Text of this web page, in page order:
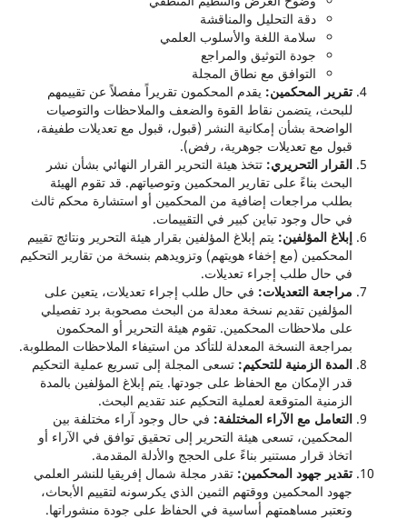
دقة التحليل والمناقشة
سلامة اللغة والأسلوب العلمي
جودة التوثيق والمراجع
التوافق مع نطاق المجلة
تقرير المحكمين: يقدم المحكمون تقريراً مفصلاً عن تقييمهم
للبحث، يتضمن نقاط القوة والضعف والملاحظات والتوصيات
الواضحة بشأن إمكانية النشر (قبول، قبول مع تعديلات طفيفة،
قبول مع تعديلات جوهرية، رفض).
القرار التحريري: تتخذ هيئة التحرير القرار النهائي بشأن نشر
البحث بناءً على تقارير المحكمين وتوصياتهم. قد تقوم الهيئة
بطلب مراجعات إضافية من المحكمين أو استشارة محكم ثالث
في حال وجود تباين كبير في التقييمات.
إبلاغ المؤلفين: يتم إبلاغ المؤلفين بقرار هيئة التحرير ونتائج تقييم
المحكمين (مع إخفاء هويتهم) وتزويدهم بنسخة من تقارير التحكيم
في حال طلب إجراء تعديلات.
مراجعة التعديلات: في حال طلب إجراء تعديلات، يتعين على
المؤلفين تقديم نسخة معدلة من البحث مصحوبة برد تفصيلي
على ملاحظات المحكمين. تقوم هيئة التحرير أو المحكمون
بمراجعة النسخة المعدلة للتأكد من استيفاء الملاحظات المطلوبة.
المدة الزمنية للتحكيم: تسعى المجلة إلى تسريع عملية التحكيم
قدر الإمكان مع الحفاظ على جودتها. يتم إبلاغ المؤلفين بالمدة
الزمنية المتوقعة لعملية التحكيم عند تقديم البحث.
التعامل مع الآراء المختلفة: في حال وجود آراء مختلفة بين
المحكمين، تسعى هيئة التحرير إلى تحقيق توافق في الآراء أو
اتخاذ قرار مستنير بناءً على الحجج والأدلة المقدمة.
تقدير جهود المحكمين: تقدر مجلة شمال إفريقيا للنشر العلمي
جهود المحكمين ووقتهم الثمين الذي يكرسونه لتقييم الأبحاث،
وتعتبر مساهمتهم أساسية في الحفاظ على جودة منشوراتها.